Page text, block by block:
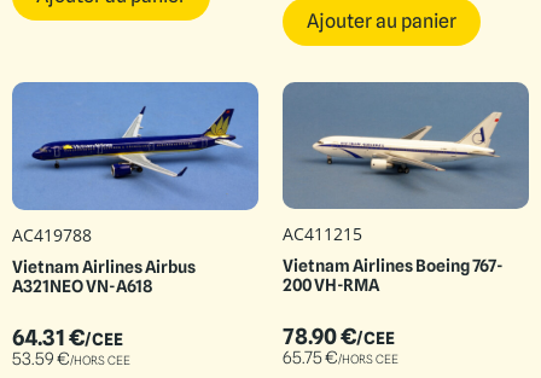
Ajouter au panier
AC419788
Vietnam Airlines Airbus
A321NEO VN-A618
64.31€/CEE
53.59€/HORS CEE
AC411215
Vietnam Airlines Boeing 767-
200 VH-RMA
78.90€/CEE
65.75€/HORS CEE